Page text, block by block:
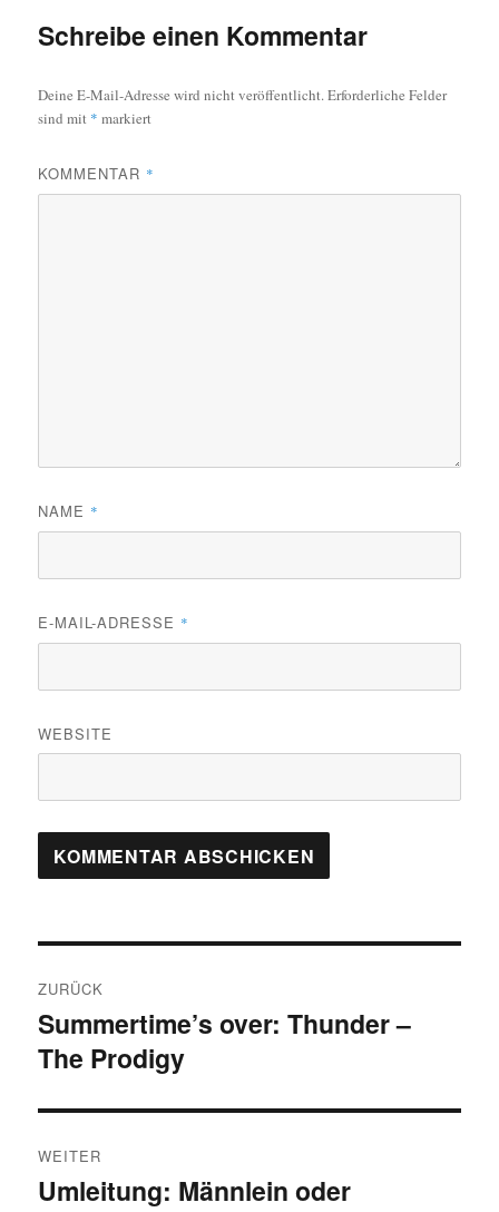
Schreibe einen Kommentar
Deine E-Mail-Adresse wird nicht veröffentlicht.Erforderliche Felder
sind mit * markiert
KOMMENTAR *
NAME *
E-MAIL-ADRESSE *
WEBSITE
ZURÜCK
Vorheriger
Beitrag:
Summertime’s over: Thunder –
The Prodigy
WEITER
Nächster
Umleitung: Männlein oder